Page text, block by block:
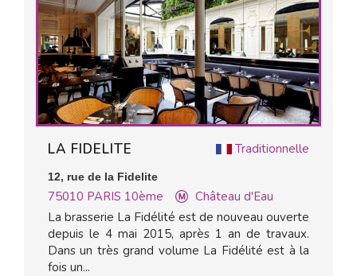
Traditionnelle
LA FIDELITE
12, rue de la Fidelite
75010 PARIS 10ème
Château d'Eau
La brasserie La Fidélité est de nouveau ouverte
depuis le 4 mai 2015, après 1 an de travaux.
Dans un très grand volume La Fidélité est à la
fois un...